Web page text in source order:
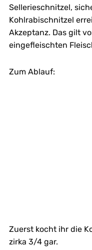
Sellerieschnitzel,
Kohlrabischnitzel
Akzeptanz. Das gilt
eingefleischten
Zum Ablauf:
Zuerst kocht ihr die
zirka 3/4 gar.